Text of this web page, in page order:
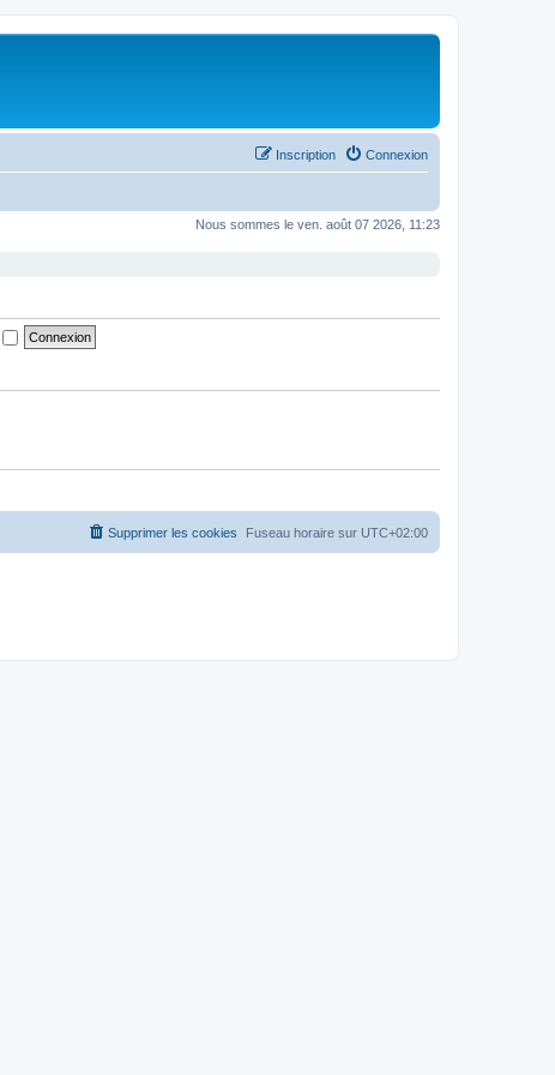
Connexion
Inscription
Nous sommes le ven. août 07 2026, 11:23
Fuseau horaire sur UTC+02:00
Supprimer les cookies